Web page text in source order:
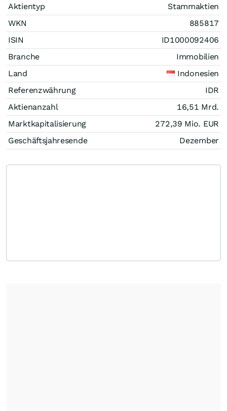
Aktientyp
Stammaktien
WKN
885817
ISIN
ID1000092406
Branche
Immobilien
Land
Indonesien
Referenzwährung
IDR
Aktienanzahl
16,51 Mrd.
Marktkapitalisierung
272,39 Mio. EUR
Geschäftsjahresende
Dezember